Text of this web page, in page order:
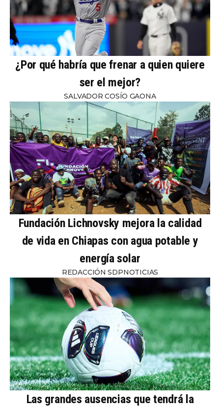
¿Por qué habría que frenar a quien quiere
ser el mejor?
SALVADOR COSÍO GAONA
Fundación Lichnovsky mejora la calidad
de vida en Chiapas con agua potable y
energía solar
REDACCIÓN SDPNOTICIAS
Las grandes ausencias que tendrá la